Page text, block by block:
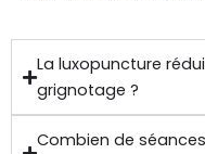
La luxopuncture
grignotage ?
Combien de